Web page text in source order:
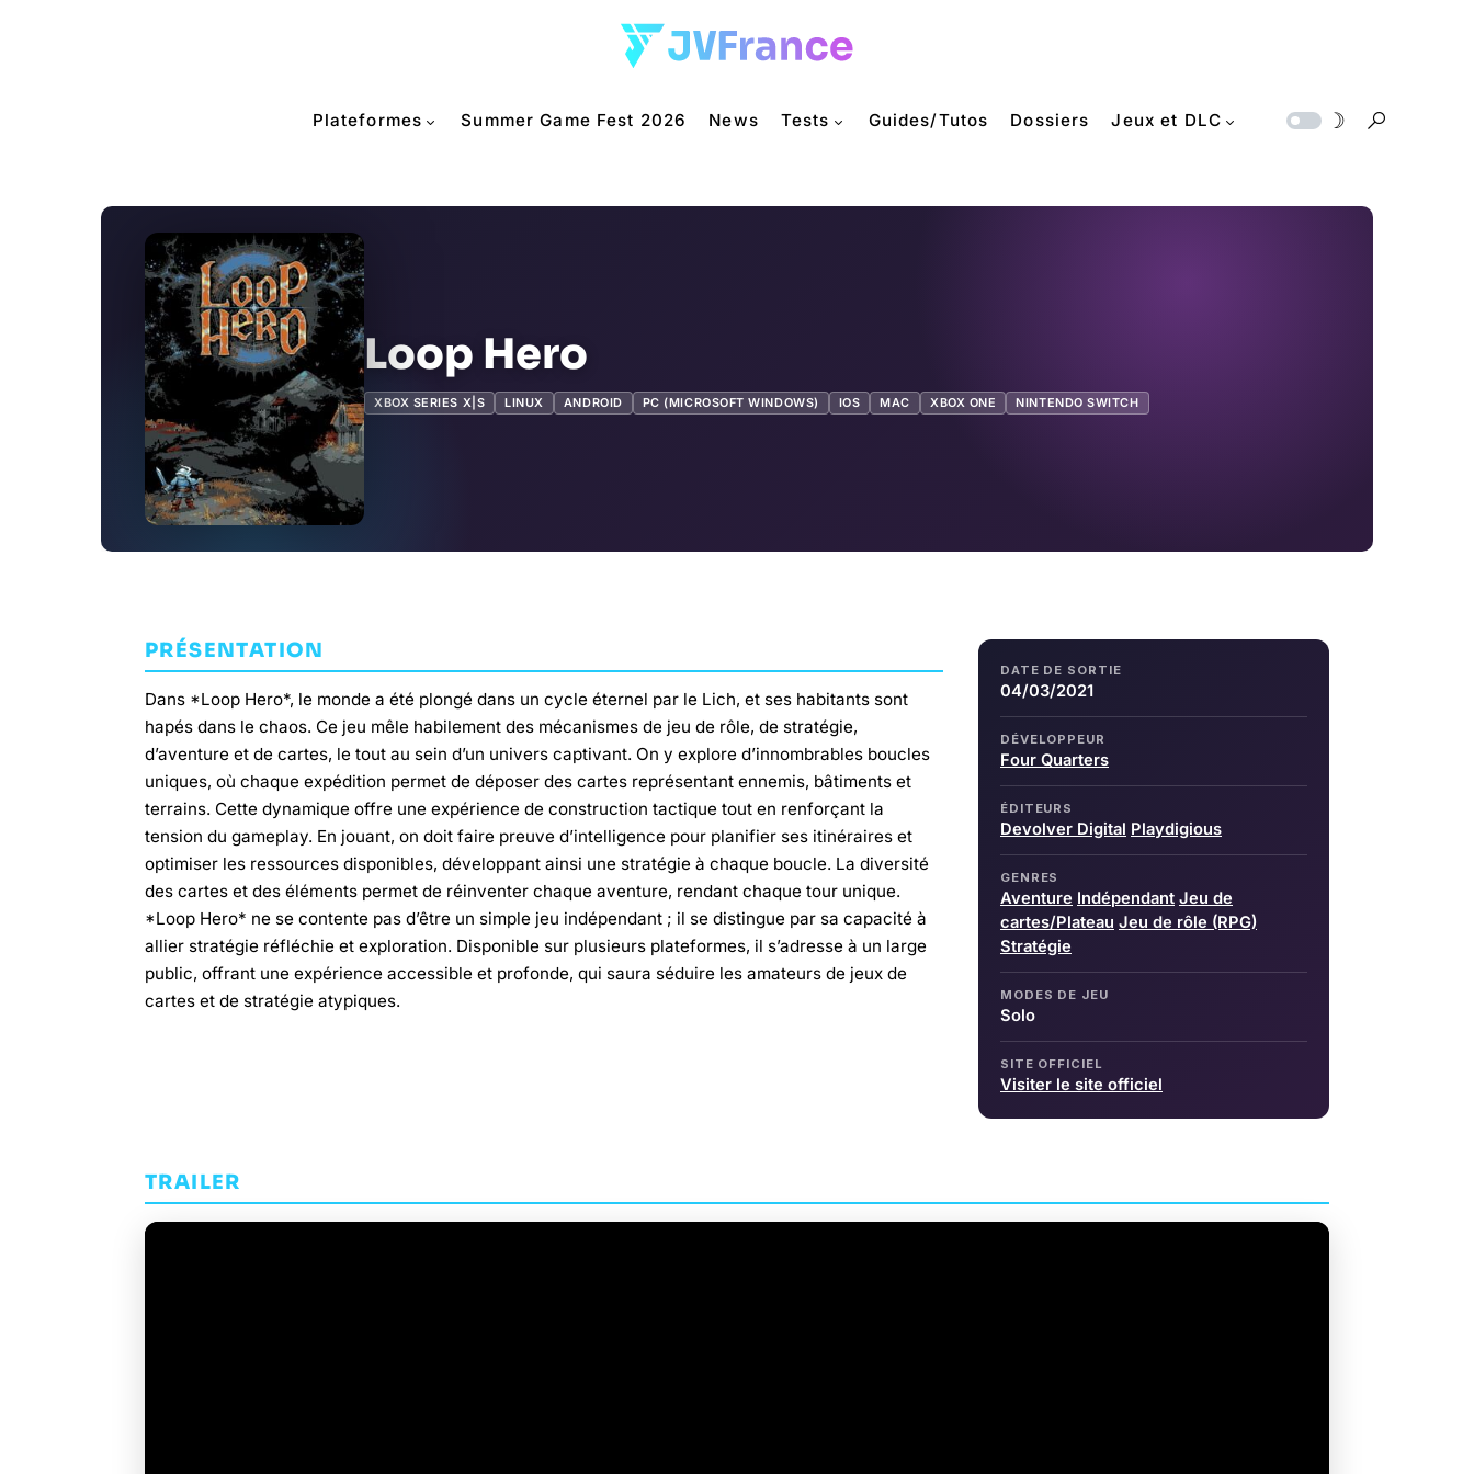
Plateformes Summer Game Fest 2026 News Tests Guides/Tutos Dossiers Jeux et DLC
Loop Hero
XBOX SERIES X|S LINUX ANDROID PC (MICROSOFT WINDOWS) IOS MAC XBOX ONE NINTENDO SWITCH
PRÉSENTATION
Dans *Loop Hero*, le monde a été plongé dans un cycle éternel par le Lich, et ses habitants sont
hapés dans le chaos. Ce jeu mêle habilement des mécanismes de jeu de rôle, de stratégie,
d’aventure et de cartes, le tout au sein d’un univers captivant. On y explore d’innombrables boucles
uniques, où chaque expédition permet de déposer des cartes représentant ennemis, bâtiments et
terrains. Cette dynamique offre une expérience de construction tactique tout en renforçant la
tension du gameplay. En jouant, on doit faire preuve d’intelligence pour planifier ses itinéraires et
optimiser les ressources disponibles, développant ainsi une stratégie à chaque boucle. La diversité
des cartes et des éléments permet de réinventer chaque aventure, rendant chaque tour unique.
*Loop Hero* ne se contente pas d’être un simple jeu indépendant ; il se distingue par sa capacité à
allier stratégie réfléchie et exploration. Disponible sur plusieurs plateformes, il s’adresse à un large
public, offrant une expérience accessible et profonde, qui saura séduire les amateurs de jeux de
cartes et de stratégie atypiques.
DATE DE SORTIE
04/03/2021
DÉVELOPPEUR
Four Quarters
ÉDITEURS
Devolver Digital Playdigious
GENRES
Aventure Indépendant Jeu de
cartes/Plateau Jeu de rôle (RPG)
Stratégie
MODES DE JEU
Solo
SITE OFFICIEL
Visiter le site officiel
TRAILER